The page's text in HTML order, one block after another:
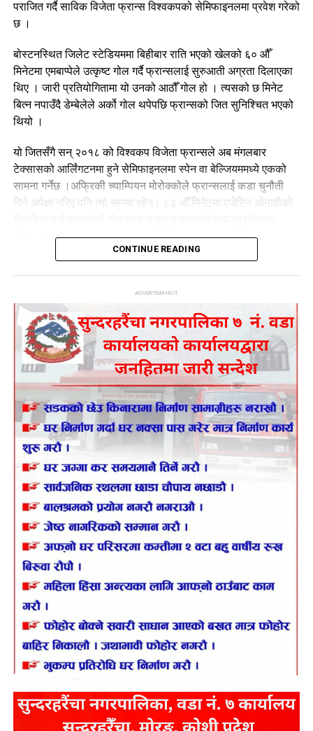
पराजित गर्दै साविक विजेता फ्रान्स विश्वकपको सेमिफाइनलमा प्रवेश गरेको
छ ।
बोस्टनस्थित जिलेट स्टेडियममा बिहीबार राति भएको खेलको ६० औँ
मिनेटमा एमबाप्पेले उत्कृष्ट गोल गर्दै फ्रान्सलाई सुरुआती अग्रता दिलाएका
थिए । जारी प्रतियोगितामा यो उनको आठौँ गोल हो । त्यसको छ मिनेट
बित्न नपाउँदै डेम्बेलेले अर्को गोल थपेपछि फ्रान्सको जित सुनिश्चित भएको
थियो ।
यो जितसँगै सन् २०१८ को विश्वकप विजेता फ्रान्सले अब मंगलबार
टेक्सासको आर्लिंगटनमा हुने सेमिफाइनलमा स्पेन वा बेल्जियममध्ये एकको
सामना गर्नेछ ।अफ्रिकी च्याम्पियन मोरोक्कोले फ्रान्सलाई कडा चुनौती
दिने अपेक्षा गरिए पनि त्यो सम्भव रहेन। ८३ औँ मिनेटमा एजेटिन ओनाहीको
मोरोक्कोले फ्रान्सको पोस्टमा एउटा पनि निसाना बनाउन सकेको थिएन
खेलको २८ औँ मिनेटमा एमबाप्पे पेनाल्टीमा चुकेका थिए । नोसैर मज्राउईले
गोलरक्षक यासिन बोनोले उत्कृष्ट बचाउ गरे ।
पहिलो हाफ बराबरीमा रोकिए पनि दोस्रो हाफमा फ्रान्सको लगातारको
दबाब सफल भयो । ६० औँ मिनेटमा डी-बक्सको सिमानाबाट एमबाप्पेले दायाँ
खुट्टाले हानेको उत्कृष्ट कर्ल सट बोनोलाई छक्याउँदै जाली चुमेको थियो ।
त्यसपछि ६६ औँ मिनेटमा पेरिस सेन्ट-जर्मेनका स्टार डेम्बेलेले मध्यभागबाट
बल एक्लै अघि बढाउँदै गोल गरेपछि फ्रान्सले २-० को सहज जित दर्ता गर्‍यो
फ्रान्सले अब सेमिफाइनलमा शुक्रबार लस एन्जलसमा हुने युरोपेली
च्याम्पियन स्पेन र बेल्जियमबीचको क्वार्टरफाइनल विजेतासँग प्रतिस्पर्धा
गर्नेछ ।
CONTINUE READING
ADVERTISEMENT